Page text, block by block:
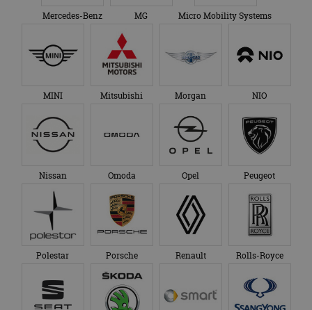
Mercedes-Benz MG Micro Mobility Systems
MINI Mitsubishi Morgan NIO
Nissan Omoda Opel Peugeot
Polestar Porsche Renault Rolls-Royce